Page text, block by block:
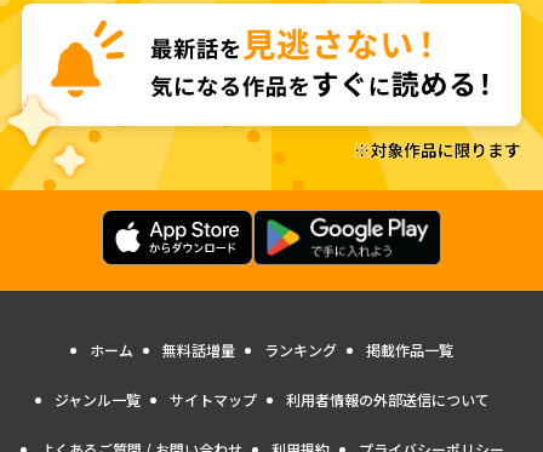
ホーム 無料話増量 ランキング 掲載作品一覧
ジャンル一覧 サイトマップ 利用者情報の外部送信について